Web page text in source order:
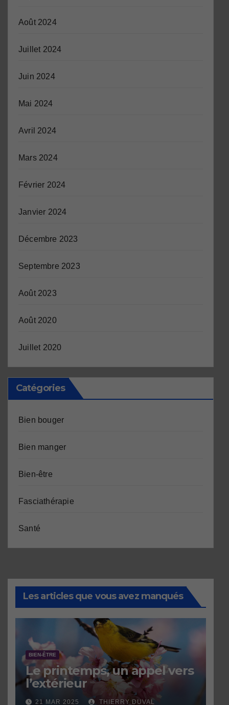
Août 2024
Juillet 2024
Juin 2024
Mai 2024
Avril 2024
Mars 2024
Février 2024
Janvier 2024
Décembre 2023
Septembre 2023
Août 2023
Août 2020
Juillet 2020
Catégories
Bien bouger
Bien manger
Bien-être
Fasciathérapie
Santé
Les articles que vous avez manqués
BIEN-ÊTRE
Le printemps, un appel vers
l’extérieur
21 MAR 2025 THIERRY DUVAL